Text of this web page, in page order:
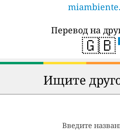
Перевод на
🇬🇧
Ищите
Введите